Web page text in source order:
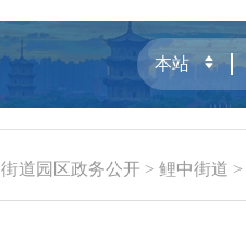
街道园区政务公开 > 鲤中街道 >